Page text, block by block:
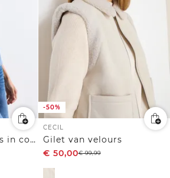
Vest met ronde hals in corduroy-look
-50%
CECIL
Gilet van velours
€ 50,00€99,99